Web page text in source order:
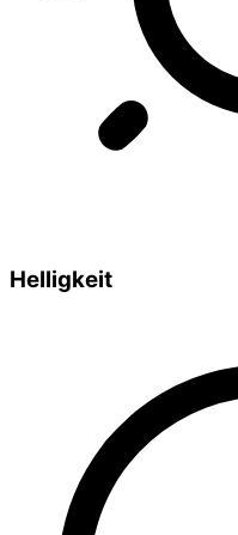
Helligkeit